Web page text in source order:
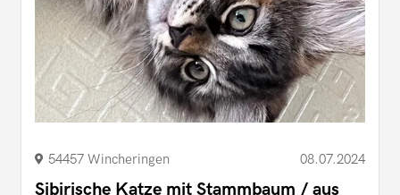
54457 Wincheringen 08.07.2024
Sibirische Katze mit Stammbaum / aus